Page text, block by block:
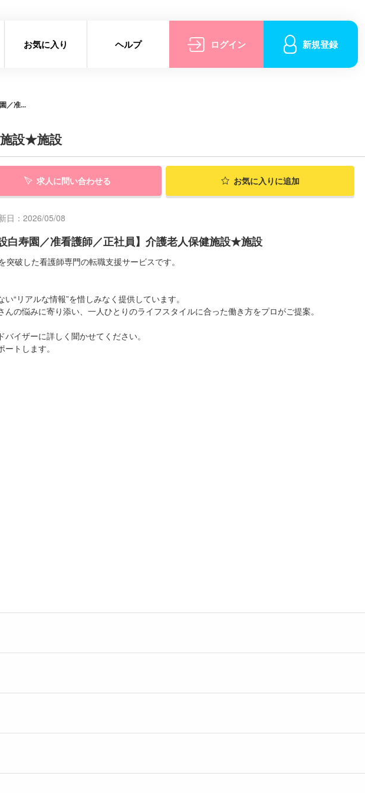
お気に入り ヘルプ ログイン 新規登録
／准...
施設★施設
求人に問い合わせる お気に入りに追加
日：2026/05/08
白寿園／准看護師／正社員】介護老人保健施設★施設
破した看護師専門の転職支援サービスです。
“リアルな情報”を惜しみなく提供しています。
の悩みに寄り添い、一人ひとりのライフスタイルに合った働き方をプロがご提案。
イザーに詳しく聞かせてください。
トします。